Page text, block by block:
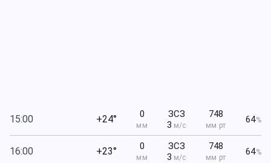
15:00 +24° 0
мм
ЗСЗ
3 м/с
748
мм рт
64%
16:00 +23° 0
мм
ЗСЗ
3 м/с
748
мм рт
64%